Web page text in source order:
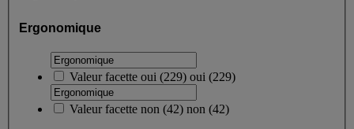
Ergonomique
Valeur facette oui (229) oui (229)
Valeur facette non (42) non (42)